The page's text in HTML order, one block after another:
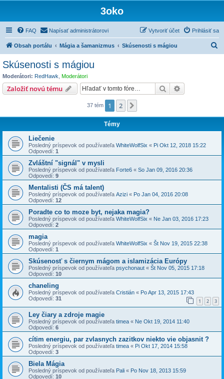
3oko
FAQ Napísať administrátorovi Prihlásiť sa
Vytvoriť účet
Obsah portálu Mágia a šamanizmus Skúsenosti s mágiou
Skúsenosti s mágiou
Moderátori: RedHawk Moderátori
Založiť novú tému Hľadať
37 tém 1 2
Témy
Liečenie
Posledný príspevok od používateľa WhiteWolfSix « Pi Okt 12, 2018 15:22
Odpovedí: 1
Zvláštní "signál" v mysli
Posledný príspevok od používateľa Forte6 « So Jan 09, 2016 20:36
Odpovedí: 9
Mentalisti (ČS má talent)
Posledný príspevok od používateľa Azizi « Po Jan 04, 2016 20:08
Odpovedí: 12
Poradte co to moze byt, nejaka magia?
Posledný príspevok od používateľa WhiteWolfSix « Ne Jan 03, 2016 17:23
Odpovedí: 2
magia
Posledný príspevok od používateľa WhiteWolfSix « Št Nov 19, 2015 22:38
Odpovedí: 1
Skúsenosť s čiernym mágom a islamizácia Európy
Posledný príspevok od používateľa psychonaut « Št Nov 05, 2015 17:18
Odpovedí: 10
chaneling
Posledný príspevok od používateľa Cristián « Po Apr 13, 2015 17:43
Odpovedí: 31 1 2 3
Ley čiary a zdroje magie
Posledný príspevok od používateľa timea « Ne Okt 19, 2014 11:40
Odpovedí: 6
cítim energiu, par zvlasnych zazitkov niekto vie objasnit ?
Posledný príspevok od používateľa timea « Pi Okt 17, 2014 15:58
Odpovedí: 3
Biela Mágia
Posledný príspevok od používateľa Pali « Po Nov 18, 2013 15:59
Odpovedí: 10